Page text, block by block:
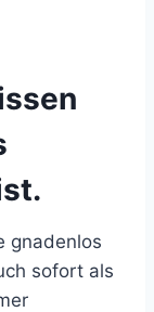
gnadenlos
sofort als